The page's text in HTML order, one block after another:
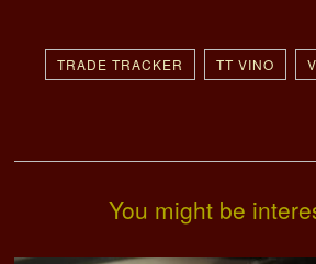
TRADE TRACKER TT VINO
You might be